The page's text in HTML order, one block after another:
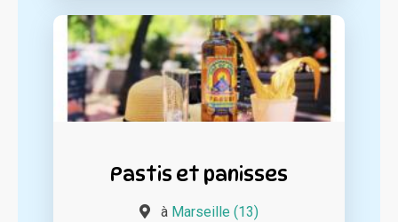
Pastis et panisses
à Marseille (13)